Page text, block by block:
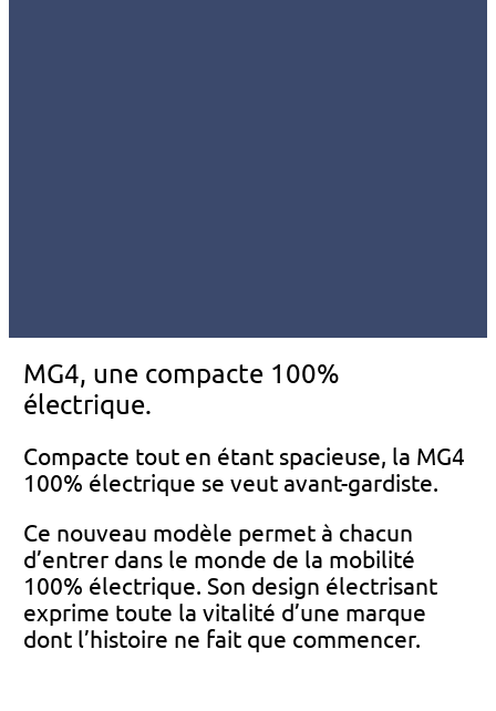
MG4, une compacte 100%
électrique.
Compacte tout en étant spacieuse, la MG4
100% électrique se veut avant-gardiste.
Ce nouveau modèle permet à chacun
d’entrer dans le monde de la mobilité
100% électrique. Son design électrisant
exprime toute la vitalité d’une marque
dont l’histoire ne fait que commencer.